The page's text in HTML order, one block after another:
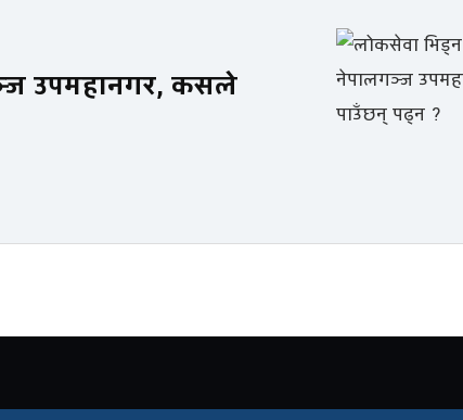
उपमहानगर, कसले